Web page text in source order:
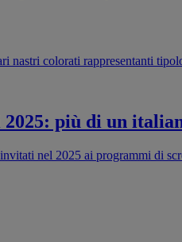
più di un
nel 2025 ai programmi di